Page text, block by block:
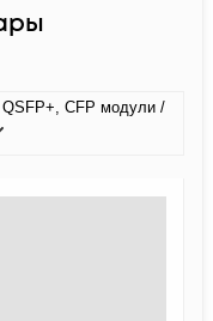
CFP модули /